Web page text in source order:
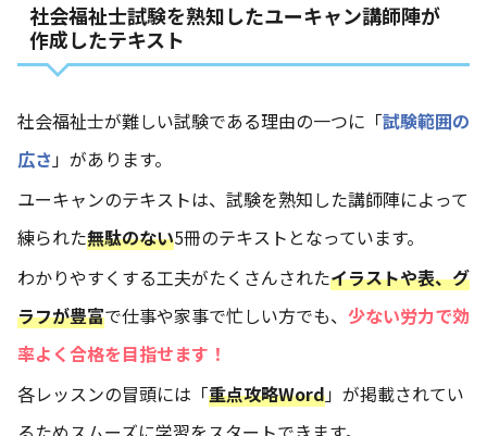
社会福祉士試験を熟知したユーキャン講師陣が
作成したテキスト
社会福祉士が難しい試験である理由の一つに「試験範囲の
広さ 」があります。
ユーキャンのテキストは、試験を熟知した講師陣によって
練られた無駄のない5冊のテキストとなっています。
わかりやすくする工夫がたくさんされたイラストや表、グ
ラフが豊富で仕事や家事で忙しい方でも、 少ない労力で効
率よく合格を目指せます！
各レッスンの冒頭には「重点攻略Word」が掲載されてい